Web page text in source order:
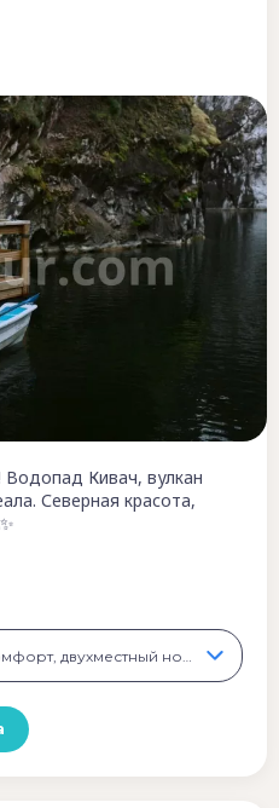
Кивач, вулкан
Северная красота,